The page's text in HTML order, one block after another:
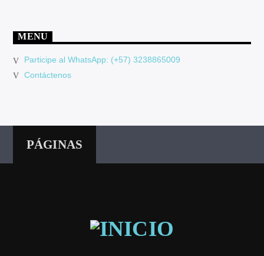
MENU
Participe al WhatsApp: (+57) 3238865009
Contáctenos
PÁGINAS